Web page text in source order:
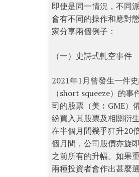
即使是同一情況，不同
會有不同的操作和應對
家分享兩個例子：
（一）史詩式軋空事件
2021年1月曾發生一件
（short squeeze）的事
司的股票（美︰GME）
紛買入其股票及相關衍
在半個月間幾乎狂升20
個月間，公司股價亦旋
之前所有的升幅。如果
兩種投資者會作出甚麼